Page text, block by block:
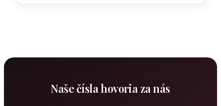
Naše čísla hovoria za nás